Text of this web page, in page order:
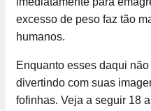
excesso de peso faz tão
humanos.
Enquanto esses daqui
divertindo com suas
fofinhas. Veja a seguir 18